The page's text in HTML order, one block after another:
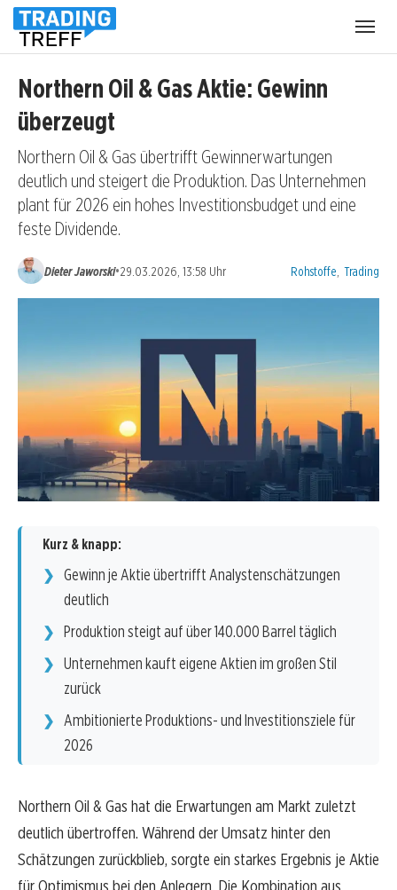
Northern Oil & Gas Aktie: Gewinn
überzeugt
Northern Oil & Gas übertrifft Gewinnerwartungen
deutlich und steigert die Produktion. Das Unternehmen
plant für 2026 ein hohes Investitionsbudget und eine
feste Dividende.
Dieter Jaworski•29.03.2026, 13:58 Uhr Kategorien:
Rohstoffe Trading
Kurz & knapp:
Gewinn je Aktie übertrifft Analystenschätzungen
deutlich
Produktion steigt auf über 140.000 Barrel täglich
Unternehmen kauft eigene Aktien im großen Stil
zurück
Ambitionierte Produktions- und Investitionsziele für
2026
Northern Oil & Gas hat die Erwartungen am Markt zuletzt
deutlich übertroffen. Während der Umsatz hinter den
Schätzungen zurückblieb, sorgte ein starkes Ergebnis je Aktie